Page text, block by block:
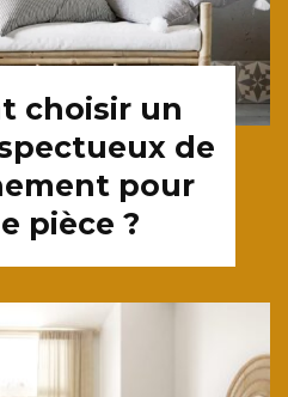
choisir un
de
pour
pièce ?